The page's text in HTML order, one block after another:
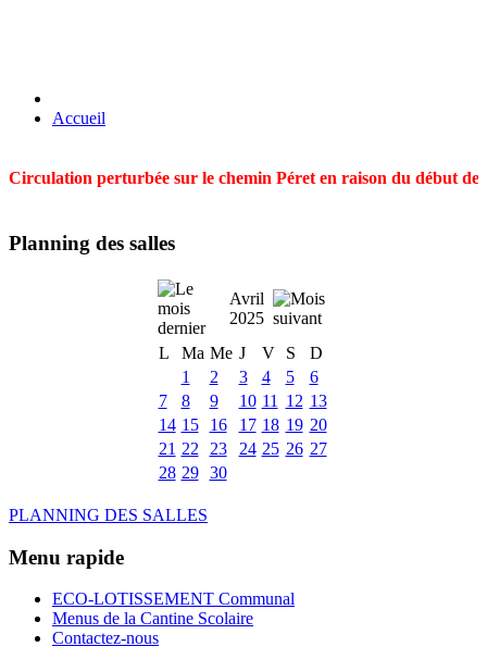
Accueil
Circulation perturbée sur le chemin Péret en raison du début
Planning des salles
Avril
2025
L
Ma Me J V S
D
1
2 3 4 5
6
7
8 9 10 11 12 13
14 15 16 17 18 19 20
21 22 23 24 25 26 27
28 29 30
PLANNING DES SALLES
Menu rapide
ECO-LOTISSEMENT Communal
Menus de la Cantine Scolaire
Contactez-nous